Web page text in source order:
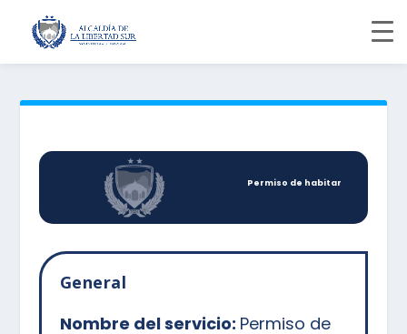
Permiso de habitar
General
Nombre del servicio: Permiso de